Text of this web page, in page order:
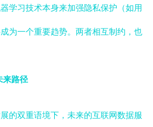
学习技术本身来加强隐私保护（如用
为一个重要趋势。两者相互制约，也
来路径
的双重语境下，未来的互联网数据服